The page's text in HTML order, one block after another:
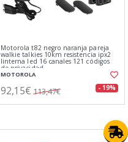
Motorola t82 negro naranja pareja
walkie talkies 10km resistencia ipx2
linterna led 16 canales 121 códigos
de privacidad
MOTOROLA
92,15€ 113,47€ - 19%